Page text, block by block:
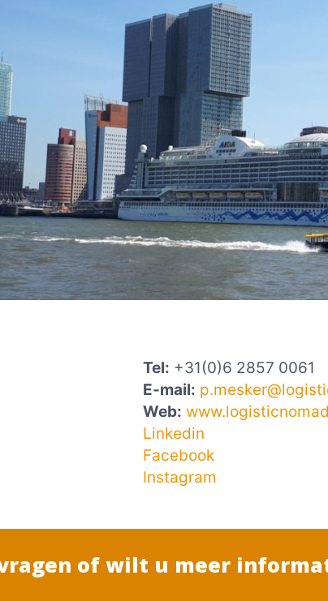
Tel: +31(0)6 2857 0061
E-mail:
Web:
Linkedin
Facebook
Instagram
of wilt u meer